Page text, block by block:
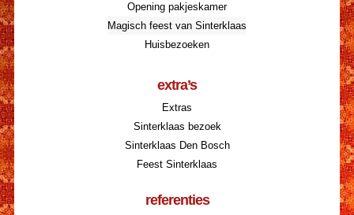
Opening pakjeskamer
Magisch feest van Sinterklaas
Huisbezoeken
extra’s
Extras
Sinterklaas bezoek
Sinterklaas Den Bosch
Feest Sinterklaas
referenties